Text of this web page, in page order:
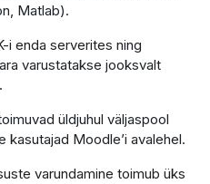
Matlab).
i enda serverites ning
varustatakse jooksvalt
üldjuhul väljaspool
Moodle’i avalehel.
varundamine toimub üks